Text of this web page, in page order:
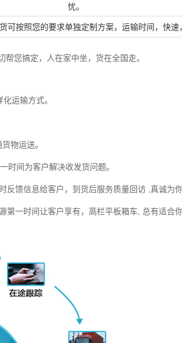
忧。
可按照您的要求单独定制方案， 运输时间 ， 快速
您搞定，人在家中坐，货在全国走。
运输方式。
物运送。
间为客户解决收发货问题。
馈信息给客户，到货后服务质量回访 ,真诚为你
一时间让客户享有，高栏平板箱车, 总有适合你